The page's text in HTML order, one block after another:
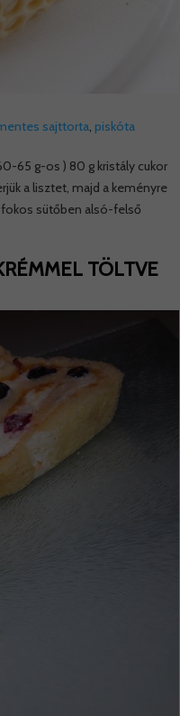
sajttorta, piskóta
65 g-os ) 80 g kristály cukor
a lisztet, majd a keményre
fokos sütőben alsó-felső
TÖLTVE